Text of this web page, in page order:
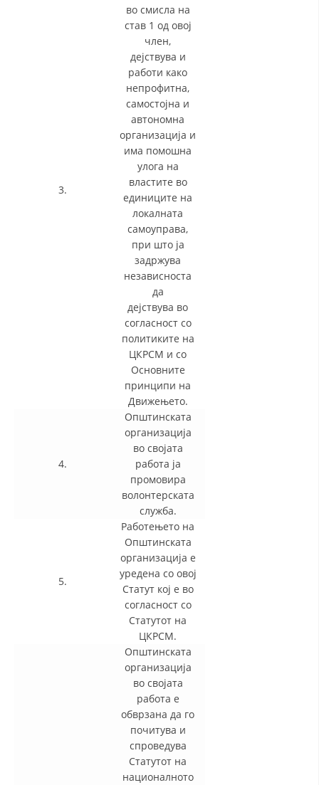
3.
во смисла на
став 1 од овој
член,
дејствува и
работи како
непрофитна,
самостојна и
автономна
организација и
има помошна
улога на
властите во
единиците на
локалната
самоуправа,
при што ја
задржува
независноста
да
дејствува во
согласност со
политиките на
ЦКРСМ и со
Oсновните
принципи на
Движењето.
4.
Општинската
организација
во својата
работа ја
промовира
волонтерската
служба.
5.
Работењето на
Општинската
организација е
уредена со овој
Статут кој е во
согласност со
Статутот на
ЦКРСМ.
Општинската
организација
во својата
работа е
обврзана да го
почитува и
спроведува
Статутот на
националното